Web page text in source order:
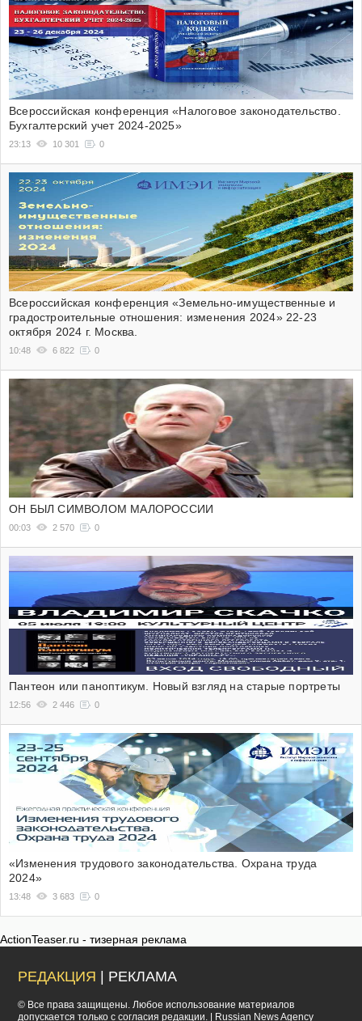
Всероссийская конференция «Налоговое законодательство.
Бухгалтерский учет 2024-2025»
23:13 10 301 0
Всероссийская конференция «Земельно-имущественные и
градостроительные отношения: изменения 2024» 22-23
октября 2024 г. Москва.
10:48 6 822 0
ОН БЫЛ СИМВОЛОМ МАЛОРОССИИ
00:03 2 570 0
Пантеон или паноптикум. Новый взгляд на старые портреты
12:56 2 446 0
«Изменения трудового законодательства. Охрана труда
2024»
13:48 3 683 0
ActionTeaser.ru - тизерная реклама
РЕДАКЦИЯ | РЕКЛАМА
© Все права защищены. Любое использование материалов
допускается только с согласия редакции. | Russian News Agency